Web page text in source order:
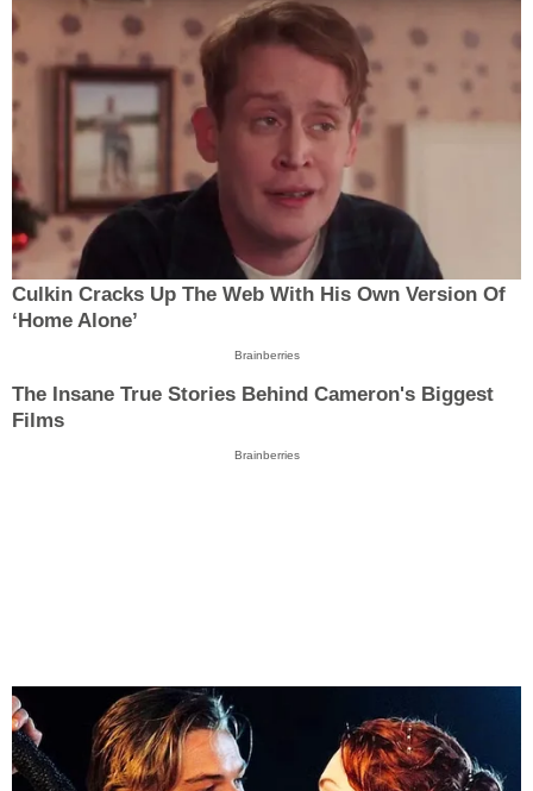
Culkin Cracks Up The Web With His Own Version Of
‘Home Alone’
Brainberries
The Insane True Stories Behind Cameron's Biggest
Films
Brainberries